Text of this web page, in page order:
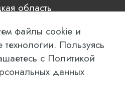
область
и центр государственных
здравоохранения"
2025
файлы cookie и
Пользуясь
с Политикой
данных